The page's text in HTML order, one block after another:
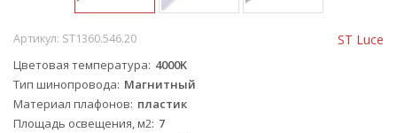
ST Luce
Артикул: ST1360.546.20
Цветовая температура 4000K
Тип шинопровода Магнитный
Материал плафонов пластик
Площадь освещения, м2 7